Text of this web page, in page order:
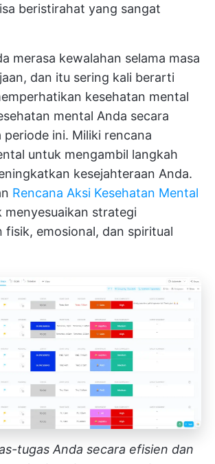
beristirahat yang sangat
merasa kewalahan selama masa
dan itu sering kali berarti
kesehatan mental
mental Anda secara
periode ini. Miliki rencana
untuk mengambil langkah
kesejahteraan Anda.
Rencana Aksi Kesehatan Mental
menyesuaikan strategi
fisik, emosional, dan spiritual
tugas Anda secara efisien dan